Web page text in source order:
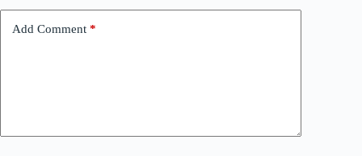
Add Comment *